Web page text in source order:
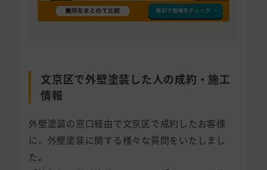
文京区で外壁塗装した人の成約・施工
情報
外壁塗装の窓口経由で文京区で成約したお客様
に、外壁塗装に関する様々な質問をいたしまし
た。